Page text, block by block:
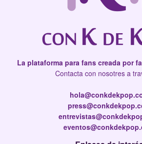
La plataforma para fans creada por
Contacta con nosotres a